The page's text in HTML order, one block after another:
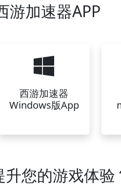
游加速器APP
西游加速器
Windows版App
您的游戏体验